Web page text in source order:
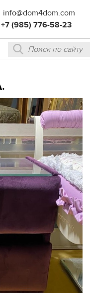
info@dom4dom.com
+7 (985) 776-58-23